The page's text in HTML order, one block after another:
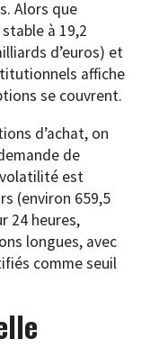
Alors que
à 19,2
d’euros) et
affiche
se couvrent.
d’achat, on
de
est
(environ 659,5
24 heures,
longues, avec
comme seuil